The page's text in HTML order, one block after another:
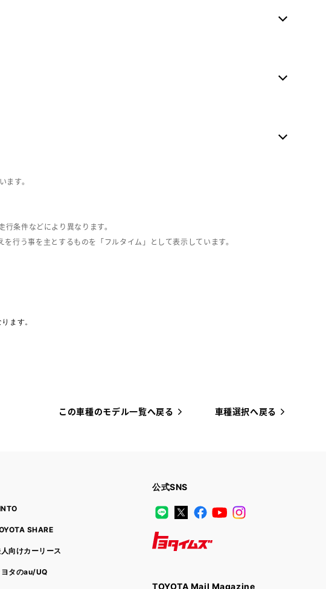
す。
条件などにより異なります。
行う事を主とするものを「フルタイム」として表示しています。
ます。
この車種のモデル一覧へ戻る 車種選択へ戻る
SHARE
向けカーリース
ヨタのau/UQ
公式SNS
LINEX Facebook
YouTube
TOYOTA Mail Magazine